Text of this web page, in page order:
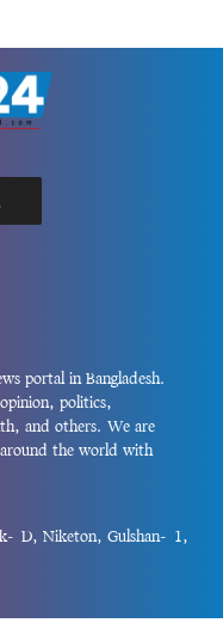
portal in Bangladesh.
politics,
and others. We are
the world with
D, Niketon, Gulshan-1,